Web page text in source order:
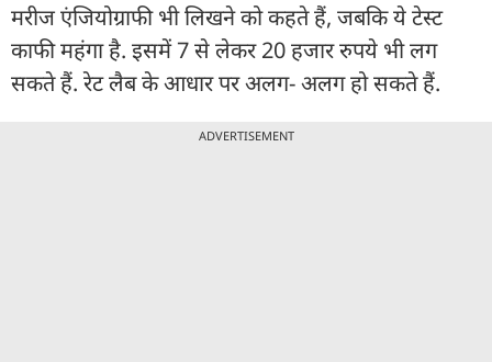
मरीज एंजियोग्राफी भी लिखने को कहते हैं, जबकि ये टेस्ट
काफी महंगा है. इसमें 7 से लेकर 20 हजार रुपये भी लग
सकते हैं. रेट लैब के आधार पर अलग- अलग हो सकते हैं.
ADVERTISEMENT